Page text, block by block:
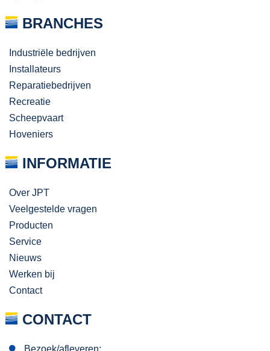
BRANCHES
Industriële bedrijven
Installateurs
Reparatiebedrijven
Recreatie
Scheepvaart
Hoveniers
INFORMATIE
Over JPT
Veelgestelde vragen
Producten
Service
Nieuws
Werken bij
Contact
CONTACT
Bezoek/afleveren: